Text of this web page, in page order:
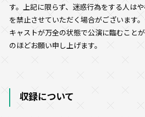
す。上記に限らず、迷惑行為をする人は
を禁止させていただく場合がございます
キャストが万全の状態で公演に臨むこと
のほどお願い申し上げます。
収録について